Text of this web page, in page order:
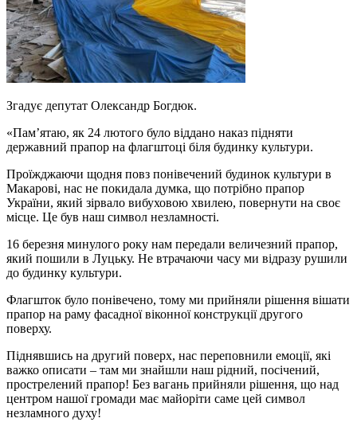
Згадує депутат Олександр Богдюк.
«Пам’ятаю, як 24 лютого було віддано наказ підняти
державний прапор на флагштоці біля будинку культури.
Проїжджаючи щодня повз понівечений будинок культури в
Макарові, нас не покидала думка, що потрібно прапор
України, який зірвало вибуховою хвилею, повернути на своє
місце. Це був наш символ незламності.
16 березня минулого року нам передали величезний прапор,
який пошили в Луцьку. Не втрачаючи часу ми відразу рушили
до будинку культури.
Флагшток було понівечено, тому ми прийняли рішення вішати
прапор на раму фасадної віконної конструкції другого
поверху.
Піднявшись на другий поверх, нас переповнили емоції, які
важко описати – там ми знайшли наш рідний, посічений,
прострелений прапор! Без вагань прийняли рішення, що над
центром нашої громади має майоріти саме цей символ
незламного духу!